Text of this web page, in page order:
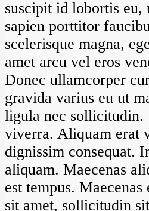
suscipit id lobortis eu,
sapien porttitor
scelerisque magna,
amet arcu vel eros
Donec ullamcorper
gravida varius eu ut
ligula nec
viverra. Aliquam erat
dignissim consequat.
aliquam. Maecenas
est tempus.
sit amet, sollicitudin